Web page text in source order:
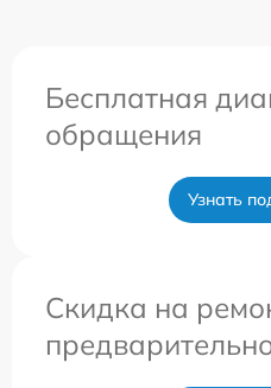
Бесплатная
обращения
Узнать
Скидка на